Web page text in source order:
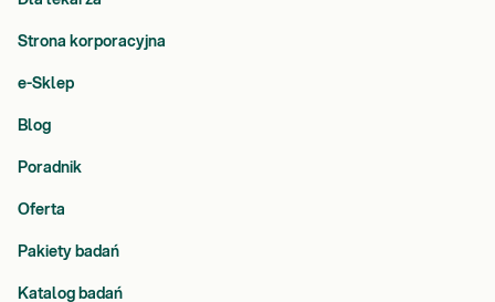
Strona korporacyjna
e-Sklep
Blog
Poradnik
Oferta
Pakiety badań
Katalog badań